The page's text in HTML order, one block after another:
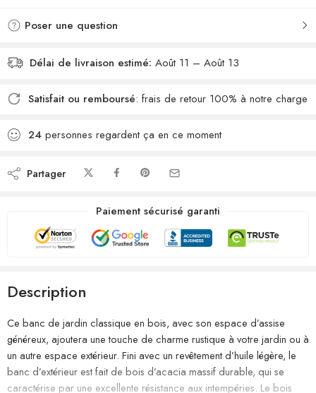
Poser une question
Délai de livraison estimé: Août 11 – Août 13
Satisfait ou remboursé: frais de retour 100% à notre charge
24 personnes regardent ça en ce moment
Partager
Paiement sécurisé garanti
Description
Ce banc de jardin classique en bois, avec son espace d’assise
généreux, ajoutera une touche de charme rustique à votre jardin ou à
un autre espace extérieur. Fini avec un revêtement d’huile légère, le
banc d’extérieur est fait de bois d’acacia massif durable, qui se
caractérise par une excellente résistance aux intempéries. Le bois